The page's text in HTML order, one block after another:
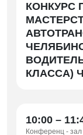
КОНКУРС
КЛАССА)
10:00 –
Конференц -